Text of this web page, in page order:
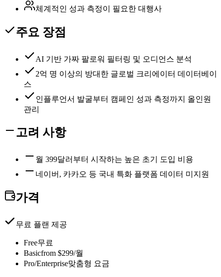
체계적인 성과 측정이 필요한 대행사
주요 장점
AI 기반 가짜 팔로워 필터링 및 오디언스 분석
2억 명 이상의 방대한 글로벌 크리에이터 데이터베이
스
인플루언서 발굴부터 캠페인 성과 측정까지 올인원
관리
고려 사항
월 399달러부터 시작하는 높은 초기 도입 비용
네이버, 카카오 등 국내 특화 플랫폼 데이터 미지원
가격
무료 플랜 제공
Free무료
Basicfrom $299/월
Pro/Enterprise맞춤형 요금